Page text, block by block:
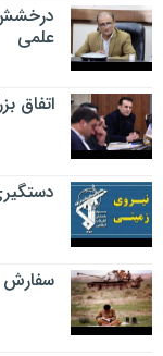
درخشش
علمی
اتفاق
دستگیری ۸ نفر از
سفارش